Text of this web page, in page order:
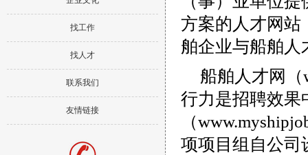
找工作
找人才
联系我们
友情链接
方案的人才网站
舶企业与船舶人
船舶人才网（
行力是招聘效果
（
项项目组自公司